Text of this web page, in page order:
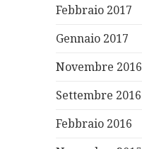
Febbraio 2017
Gennaio 2017
Novembre 2016
Settembre 2016
Febbraio 2016